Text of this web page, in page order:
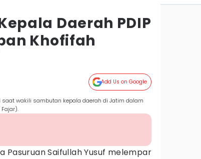
Daerah PDIP
Khofifah
Add Us on Google
wakili sambutan kepala daerah di Jatim dalam
Pasuruan Saifullah Yusuf melempar